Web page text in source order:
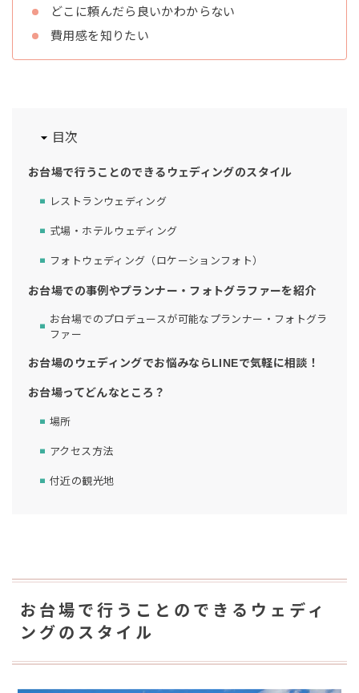
どこに頼んだら良いかわからない
費用感を知りたい
目次
お台場で行うことのできるウェディングのスタイル
レストランウェディング
式場・ホテルウェディング
フォトウェディング（ロケーションフォト）
お台場での事例やプランナー・フォトグラファーを紹介
お台場でのプロデュースが可能なプランナー・フォトグラ
ファー
お台場のウェディングでお悩みならLINEで気軽に相談！
お台場ってどんなところ？
場所
アクセス方法
付近の観光地
お台場で行うことのできるウェディ
ングのスタイル